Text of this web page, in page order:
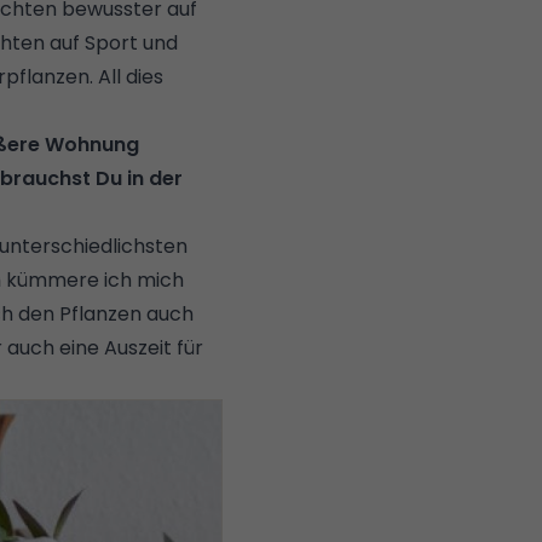
bewusster auf
auf Sport und
All dies
Wohnung
Du in der
kümmere ich mich
den Pflanzen auch
eine Auszeit für